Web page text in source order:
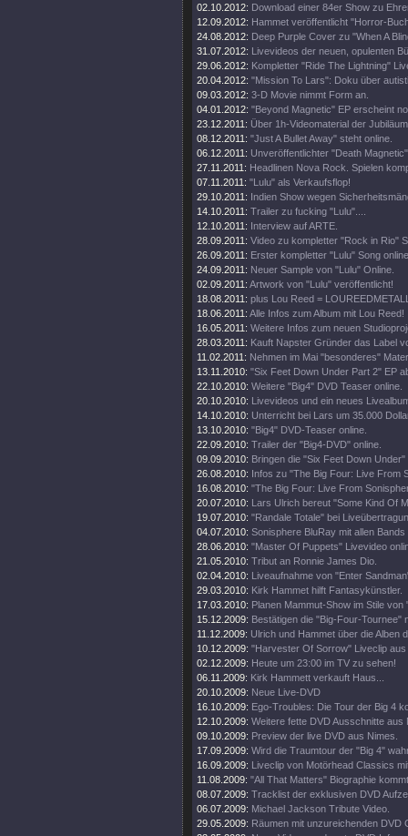
02.10.2012: Download einer 84er Show zu
12.09.2012: Hammet veröffentlicht "Horror-
24.08.2012: Deep Purple Cover zu "When A
31.07.2012: Livevideos der neuen, opulenten
29.06.2012: Kompletter "Ride The Lightning"
20.04.2012: "Mission To Lars": Doku über
09.03.2012: 3-D Movie nimmt Form an.
04.01.2012: "Beyond Magnetic" EP erscheint
23.12.2011: Über 1h-Videomaterial der
08.12.2011: "Just A Bullet Away" steht online.
06.12.2011: Unveröffentlichter "Death
27.11.2011: Headlinen Nova Rock. Spielen
07.11.2011: "Lulu" als Verkaufsflop!
29.10.2011: Indien Show wegen
14.10.2011: Trailer zu fucking "Lulu"....
12.10.2011: Interview auf ARTE.
28.09.2011: Video zu kompletter "Rock in Rio"
26.09.2011: Erster kompletter "Lulu" Song
24.09.2011: Neuer Sample von "Lulu" Online.
02.09.2011: Artwork von "Lulu" veröffentlicht!
18.08.2011: plus Lou Reed =
18.06.2011: Alle Infos zum Album mit Lou Reed!
16.05.2011: Weitere Infos zum neuen
28.03.2011: Kauft Napster Gründer das Label
11.02.2011: Nehmen im Mai "besonderes"
13.11.2010: "Six Feet Down Under Part 2" EP
22.10.2010: Weitere "Big4" DVD Teaser online.
20.10.2010: Livevideos und ein neues
14.10.2010: Unterricht bei Lars um 35.000
13.10.2010: "Big4" DVD-Teaser online.
22.09.2010: Trailer der "Big4-DVD" online.
09.09.2010: Bringen die "Six Feet Down Under"
26.08.2010: Infos zu "The Big Four: Live From
16.08.2010: "The Big Four: Live From
20.07.2010: Lars Ulrich bereut "Some Kind Of
19.07.2010: "Randale Totale" bei
04.07.2010: Sonisphere BluRay mit allen Bands
28.06.2010: "Master Of Puppets" Livevideo
21.05.2010: Tribut an Ronnie James Dio.
02.04.2010: Liveaufnahme von "Enter
29.03.2010: Kirk Hammet hilft Fantasykünstler.
17.03.2010: Planen Mammut-Show im Stile von
15.12.2009: Bestätigen die "Big-Four-Tournee"
11.12.2009: Ulrich und Hammet über die Alben
10.12.2009: "Harvester Of Sorrow" Liveclip
02.12.2009: Heute um 23:00 im TV zu sehen!
06.11.2009: Kirk Hammett verkauft Haus...
20.10.2009: Neue Live-DVD
16.10.2009: Ego-Troubles: Die Tour der Big 4
12.10.2009: Weitere fette DVD Ausschnitte aus
09.10.2009: Preview der live DVD aus Nimes.
17.09.2009: Wird die Traumtour der "Big 4"
16.09.2009: Liveclip von Motörhead Classics
11.08.2009: "All That Matters" Biographie
08.07.2009: Tracklist der exklusiven DVD
06.07.2009: Michael Jackson Tribute Video.
29.05.2009: Räumen mit unzureichenden DVD